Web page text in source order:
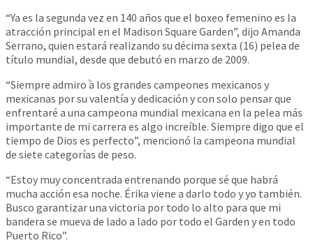
“Ya es la segunda vez en 140 años que el boxeo femenino es la
atracción principal en el Madison Square Garden”, dijo Amanda
Serrano, quien estará realizando su décima sexta (16) pelea de
título mundial, desde que debutó en marzo de 2009.
“Siempre admiroٞ a los grandes campeones mexicanos y
mexicanas por su valentía y dedicación y con solo pensar que
enfrentaré a una campeona mundial mexicana en la pelea más
importante de mi carrera es algo increíble. Siempre digo que el
tiempo de Dios es perfecto”, mencionó la campeona mundial
de siete categorías de peso.
“Estoy muy concentrada entrenando porque sé que habrá
mucha acción esa noche. Érika viene a darlo todo y yo también.
Busco garantizar una victoria por todo lo alto para que mi
bandera se mueva de lado a lado por todo el Garden y en todo
Puerto Rico”.